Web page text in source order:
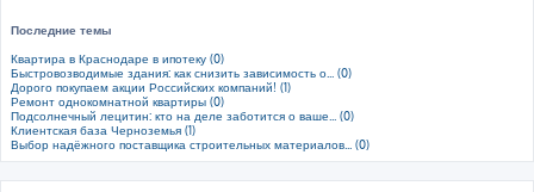
Последние темы
Квартира в Краснодаре в ипотеку (0)
Быстровозводимые здания: как снизить зависимость о... (0)
Дорого покупаем акции Российских компаний! (1)
Ремонт однокомнатной квартиры (0)
Подсолнечный лецитин: кто на деле заботится о ваше... (0)
Клиентская база Черноземья (1)
Выбор надёжного поставщика строительных материалов... (0)